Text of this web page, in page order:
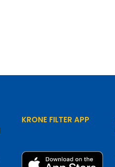
KRONE FILTER APP